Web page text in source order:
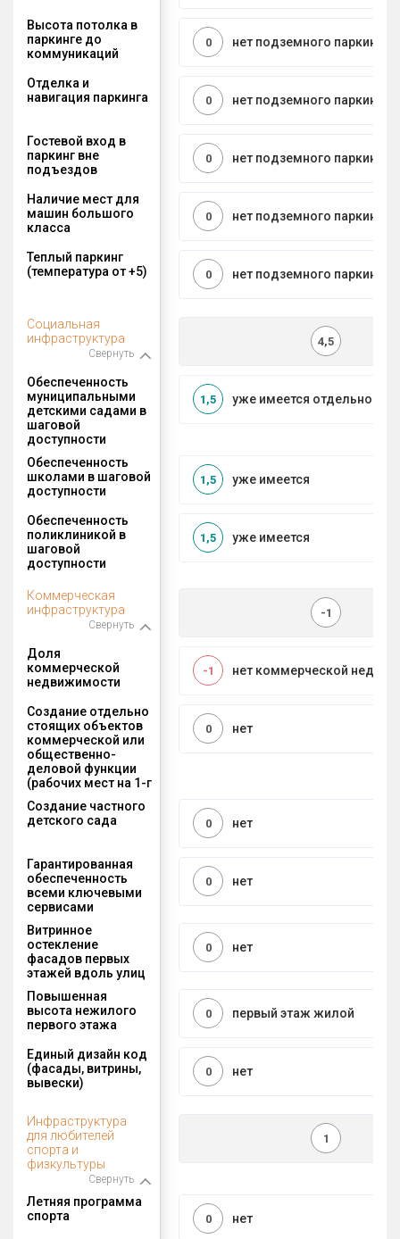
Высота потолка в
паркинге до
коммуникаций
нет подземного паркинга
0
Отделка и
навигация паркинга
нет подземного паркинга
0
Гостевой вход в
паркинг вне
подъездов
нет подземного паркинга
0
Наличие мест для
машин большого
класса
нет подземного паркинга
0
Теплый паркинг
(температура от +5)
нет подземного паркинга
0
Социальная
инфраструктура
Свернуть
4,5
Обеспеченность
муниципальными
детскими садами в
шаговой
доступности
уже имеется
1,5
Обеспеченность
школами в шаговой
доступности
уже имеется
1,5
Обеспеченность
поликлиникой в
шаговой
доступности
уже имеется
1,5
Коммерческая
инфраструктура
Свернуть
-1
Доля
коммерческой
недвижимости
нет коммерческой
-1
Создание отдельно
стоящих объектов
коммерческой или
общественно-
деловой функции
(рабочих мест на 1-г
нет
0
Создание частного
детского сада
нет
0
Гарантированная
обеспеченность
всеми ключевыми
сервисами
нет
0
Витринное
остекление
фасадов первых
этажей вдоль улиц
нет
0
Повышенная
высота нежилого
первого этажа
первый этаж жилой
0
Единый дизайн код
(фасады, витрины,
вывески)
нет
0
Инфраструктура
для любителей
спорта и
физкультуры
Свернуть
1
Летняя программа
спорта
нет
0